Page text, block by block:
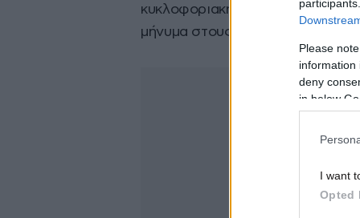
Please
information
deny
in below
I want
Opted
κυκλοφοριακή συμφόρηση,
μήνυμα στους μετακινούμενους